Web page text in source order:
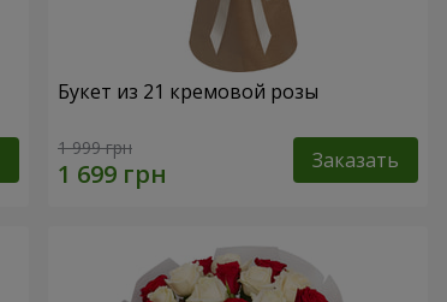
Букет из 21 кремовой розы
1 999 грн Заказать